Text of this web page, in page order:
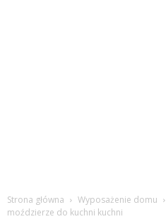
Strona główna Wyposażenie domu
moździerze do kuchni kuchni